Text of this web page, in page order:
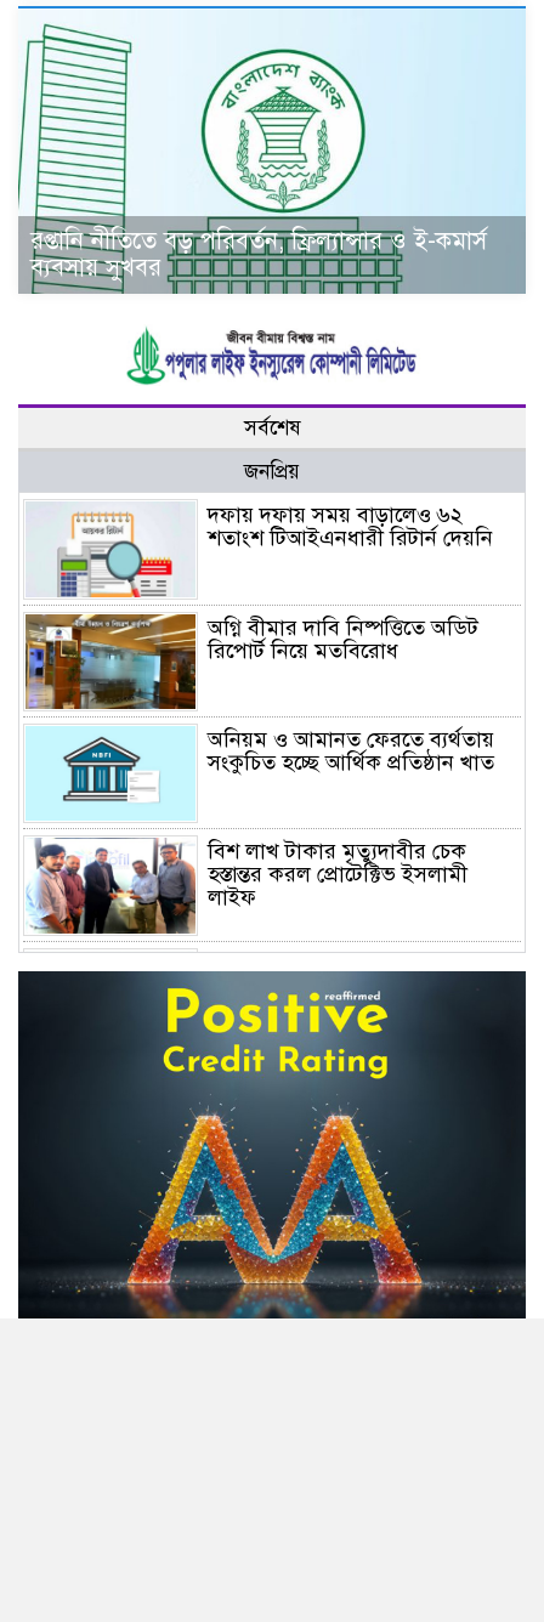
রপ্তানি নীতিতে বড় পরিবর্তন, ফ্রিল্যান্সার ও ই-কমার্স
ব্যবসায় সুখবর
সর্বশেষ
জনপ্রিয়
দফায় দফায় সময় বাড়ালেও ৬২
শতাংশ টিআইএনধারী রিটার্ন দেয়নি
অগ্নি বীমার দাবি নিষ্পত্তিতে অডিট
রিপোর্ট নিয়ে মতবিরোধ
অনিয়ম ও আমানত ফেরতে ব্যর্থতায়
সংকুচিত হচ্ছে আর্থিক প্রতিষ্ঠান খাত
বিশ লাখ টাকার মৃত্যুদাবীর চেক
হস্তান্তর করল প্রোটেক্টিভ ইসলামী
লাইফ
শেয়ার দর, ডিএসইর সতর্কবার্তা